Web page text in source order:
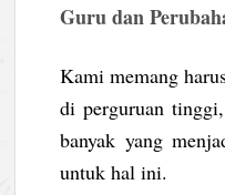
Guru dan
Kami memang
di perguruan
banyak yang
untuk hal ini.